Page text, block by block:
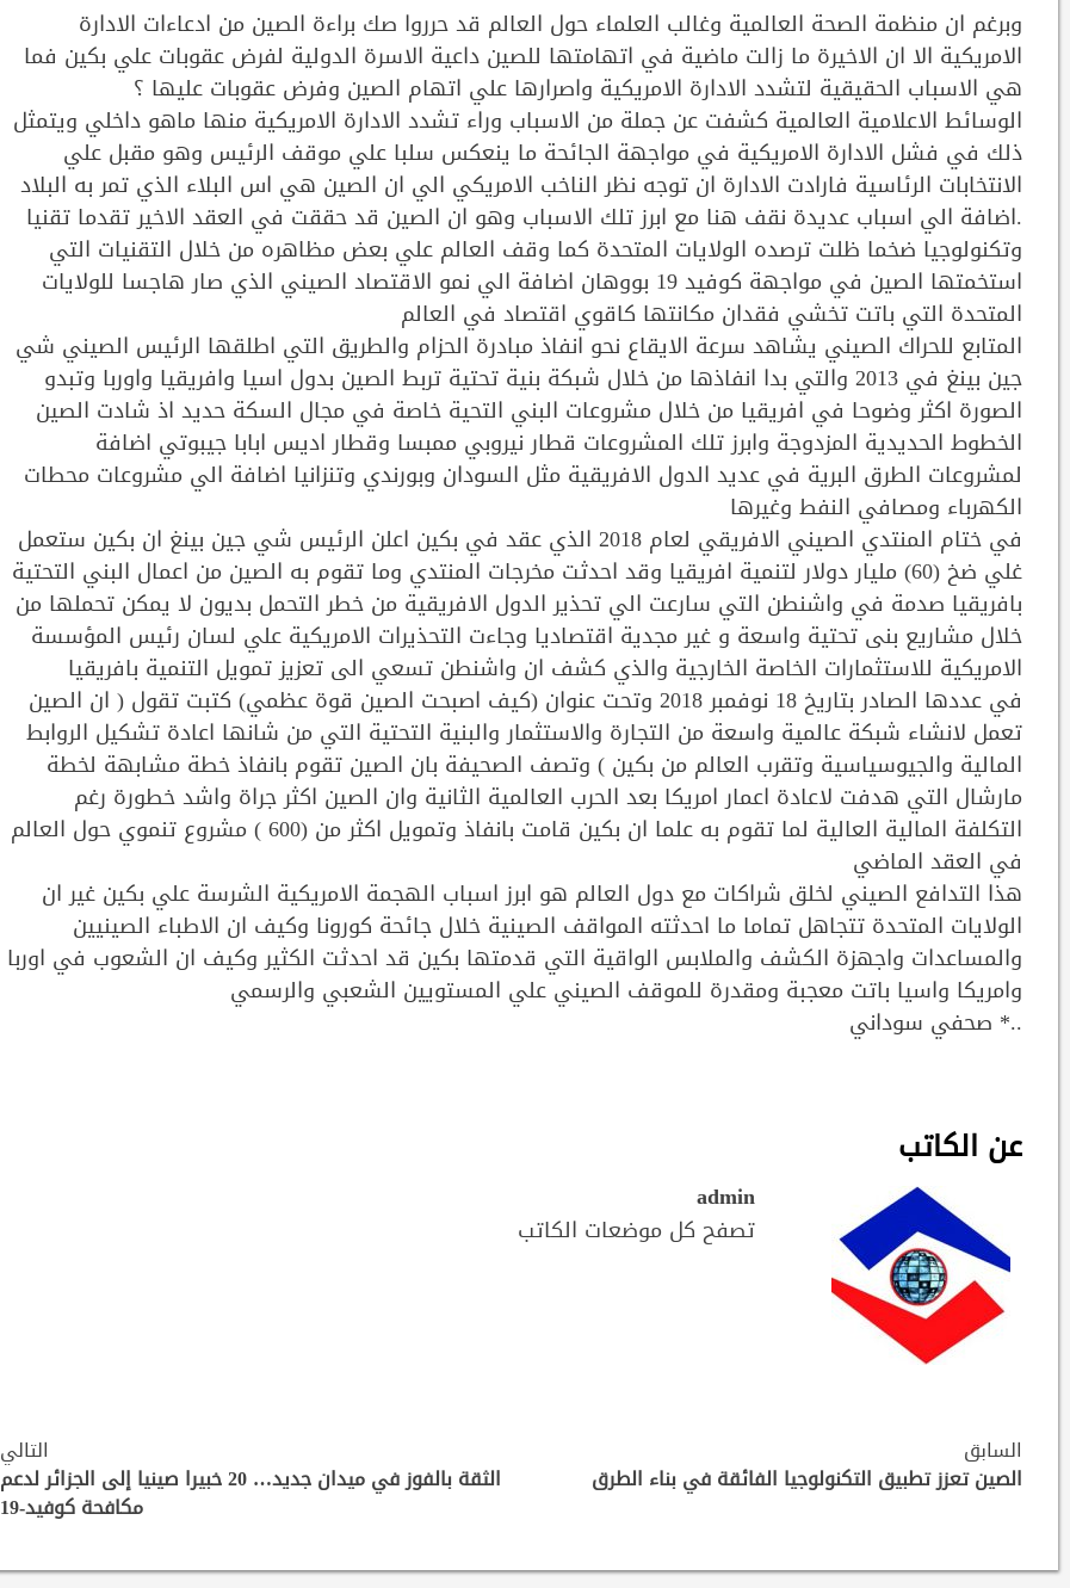
وبرغم ان منظمة الصحة العالمية وغالب العلماء حول العالم قد حرروا صك براءة الصين من ادعاءات الادارة
الامريكية الا ان الاخيرة ما زالت ماضية في اتهامتها للصين داعية الاسرة الدولية لفرض عقوبات علي بكين فما
هي الاسباب الحقيقية لتشدد الادارة الامريكية واصرارها علي اتهام الصين وفرض عقوبات عليها ؟
الوسائط الاعلامية العالمية كشفت عن جملة من الاسباب وراء تشدد الادارة الامريكية منها ماهو داخلي ويتمثل
ذلك في فشل الادارة الامريكية في مواجهة الجائحة ما ينعكس سلبا علي موقف الرئيس وهو مقبل علي
الانتخابات الرئاسية فارادت الادارة ان توجه نظر الناخب الامريكي الي ان الصين هي اس البلاء الذي تمر به البلاد
.اضافة الي اسباب عديدة نقف هنا مع ابرز تلك الاسباب وهو ان الصين قد حققت في العقد الاخير تقدما تقنيا
وتكنولوجيا ضخما ظلت ترصده الولايات المتحدة كما وقف العالم علي بعض مظاهره من خلال التقنيات التي
استخمتها الصين في مواجهة كوفيد 19 بووهان اضافة الي نمو الاقتصاد الصيني الذي صار هاجسا للولايات
المتحدة التي باتت تخشي فقدان مكانتها كاقوي اقتصاد في العالم
المتابع للحراك الصيني يشاهد سرعة الايقاع نحو انفاذ مبادرة الحزام والطريق التي اطلقها الرئيس الصيني شي
جين بينغ في 2013 والتي بدا انفاذها من خلال شبكة بنية تحتية تربط الصين بدول اسيا وافريقيا واوربا وتبدو
الصورة اكثر وضوحا في افريقيا من خلال مشروعات البني التحية خاصة في مجال السكة حديد اذ شادت الصين
الخطوط الحديدية المزدوجة وابرز تلك المشروعات قطار نيروبي ممبسا وقطار اديس ابابا جيبوتي اضافة
لمشروعات الطرق البرية في عديد الدول الافريقية مثل السودان وبورندي وتنزانيا اضافة الي مشروعات محطات
الكهرباء ومصافي النفط وغيرها
في ختام المنتدي الصيني الافريقي لعام 2018 الذي عقد في بكين اعلن الرئيس شي جين بينغ ان بكين ستعمل
غلي ضخ (60) مليار دولار لتنمية افريقيا وقد احدثت مخرجات المنتدي وما تقوم به الصين من اعمال البني التحتية
بافريقيا صدمة في واشنطن التي سارعت الي تحذير الدول الافريقية من خطر التحمل بديون لا يمكن تحملها من
خلال مشاريع بنى تحتية واسعة و غير مجدية اقتصاديا وجاءت التحذيرات الامريكية علي لسان رئيس المؤسسة
الامريكية للاستثمارات الخاصة الخارجية والذي كشف ان واشنطن تسعي الى تعزيز تمويل التنمية بافريقيا
في عددها الصادر بتاريخ 18 نوفمبر 2018 وتحت عنوان (كيف اصبحت الصين قوة عظمي) كتبت تقول ( ان الصين
تعمل لانشاء شبكة عالمية واسعة من التجارة والاستثمار والبنية التحتية التي من شانها اعادة تشكيل الروابط
المالية والجيوسياسية وتقرب العالم من بكين ) وتصف الصحيفة بان الصين تقوم بانفاذ خطة مشابهة لخطة
مارشال التي هدفت لاعادة اعمار امريكا بعد الحرب العالمية الثانية وان الصين اكثر جراة واشد خطورة رغم
التكلفة المالية العالية لما تقوم به علما ان بكين قامت بانفاذ وتمويل اكثر من (600 ) مشروع تنموي حول العالم
في العقد الماضي
هذا التدافع الصيني لخلق شراكات مع دول العالم هو ابرز اسباب الهجمة الامريكية الشرسة علي بكين غير ان
الولايات المتحدة تتجاهل تماما ما احدثته المواقف الصينية خلال جائحة كورونا وكيف ان الاطباء الصينيين
والمساعدات واجهزة الكشف والملابس الواقية التي قدمتها بكين قد احدثت الكثير وكيف ان الشعوب في اوربا
وامريكا واسيا باتت معجبة ومقدرة للموقف الصيني علي المستويين الشعبي والرسمي
..* صحفي سوداني
عن الكاتب
admin
تصفح كل موضعات الكاتب
Continue
Reading
السابق
الصين تعزز تطبيق التكنولوجيا الفائقة في بناء الطرق
التالي
الثقة بالفوز في ميدان جديد… 20 خبيرا صينيا إلى الجزائر لدعم
مكافحة كوفيد-19